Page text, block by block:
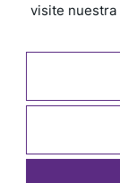
visite nuestra